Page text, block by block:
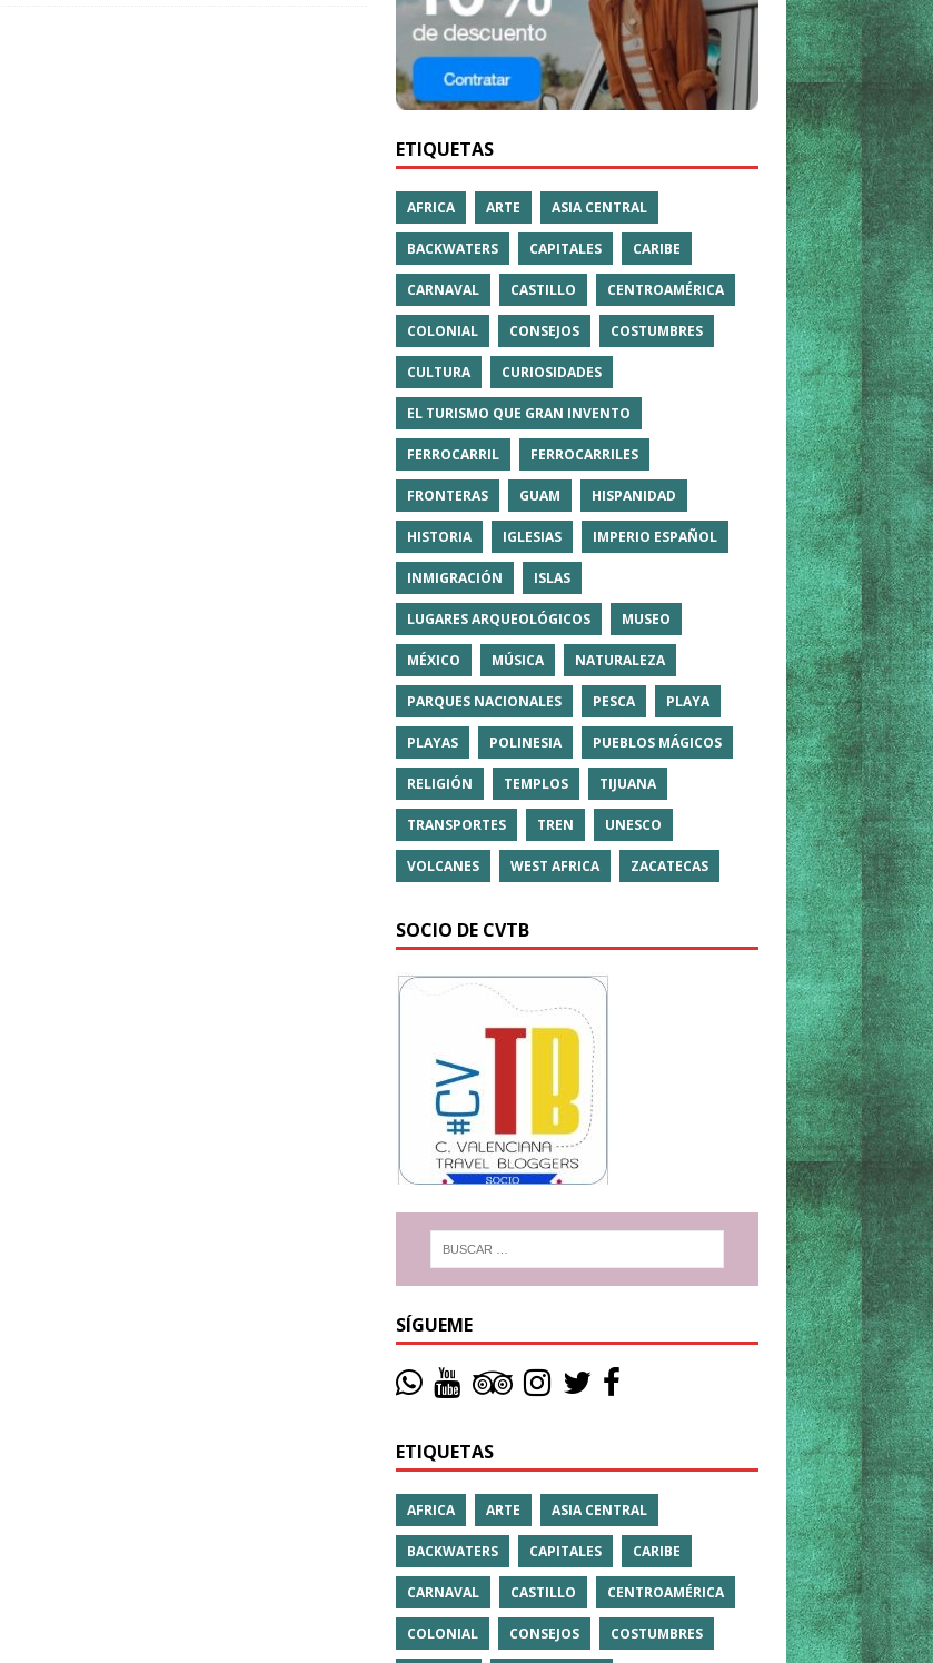
ETIQUETAS
AFRICA ARTE ASIA CENTRAL
BACKWATERS CAPITALES CARIBE
CARNAVAL CASTILLO CENTROAMÉRICA
COLONIAL CONSEJOS COSTUMBRES
CULTURA CURIOSIDADES
EL TURISMO QUE GRAN INVENTO
FERROCARRIL FERROCARRILES
FRONTERAS GUAM HISPANIDAD
HISTORIA IGLESIAS IMPERIO ESPAÑOL
INMIGRACIÓN ISLAS
LUGARES ARQUEOLÓGICOS MUSEO
MÉXICO MÚSICA NATURALEZA
PARQUES NACIONALES PESCA PLAYA
PLAYAS POLINESIA PUEBLOS MÁGICOS
RELIGIÓN TEMPLOS TIJUANA
TRANSPORTES TREN UNESCO
VOLCANES WEST AFRICA ZACATECAS
SOCIO DE CVTB
SÍGUEME
ETIQUETAS
AFRICA ARTE ASIA CENTRAL
BACKWATERS CAPITALES CARIBE
CARNAVAL CASTILLO CENTROAMÉRICA
COLONIAL CONSEJOS COSTUMBRES